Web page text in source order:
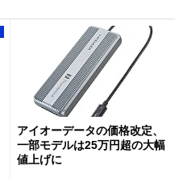
アイオーデータの価格改定、
一部モデルは25万円超の大幅
値上げに